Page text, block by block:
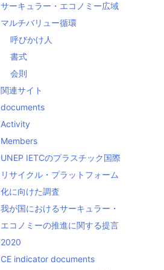
サーキュラー・エコノミー広域
マルチバリュー循環
呼びかけ人
書式
会則
関連サイト
documents
Activity
Members
UNEP IETCのプラスチック国際
リサイクル・プラットフォーム
化に向けた調査
我が国におけるサーキュラー・
エコノミーの推進に関する提言
2020
CE indicator documents